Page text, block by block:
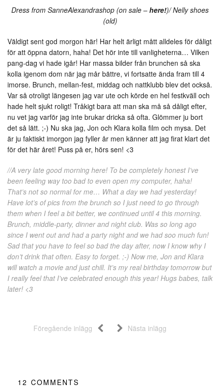
Dress from SanneAlexandrashop (on sale – here!)/ Nelly shoes
(old)
Väldigt sent god morgon här! Har helt ärligt mått alldeles för dåligt
för att öppna datorn, haha! Det hör inte till vanligheterna… Vilken
pang-dag vi hade igår! Har massa bilder från brunchen så ska
kolla igenom dom när jag mår bättre, vi fortsatte ända fram till 4
imorse. Brunch, mellan-fest, middag och nattklubb blev det också.
Var så otroligt längesen jag var ute och körde en hel festkväll och
hade helt sjukt roligt! Tråkigt bara att man ska må så dåligt efter,
nu vet jag varför jag inte brukar dricka så ofta. Glömmer ju bort
det så lätt. ;-) Nu ska jag, Jon och Klara kolla film och mysa. Det
är ju faktiskt imorgon jag fyller år men känner att jag firat klart det
för det här året! Puss på er, hörs sen! <3
//A very late good morning here! To be completely honest I’ve
been feeling way too bad to even open my computer, haha!
That’s not so normal for me… What a day we had yesterday!
Have lot’s of pics from the brunch so I just need to go through
them when I feel a bit better, we continued until 4 this morning.
Brunch, middle-party, dinner and night club. Was so long ago
since I went out and had a party night and we had soo much fun!
Sad that you have to feel so bad the day after, now I know why I
don’t drink that often. Easy to forget. ;-) Now me, Jon and Klara
will watch a movie and just chill. It’s my real birthday tomorrow but
I really feel that I’ve celebrated enough this year! Hugs babes, talk
later! <3
Föregående inlägg Nästa inlägg
12 COMMENTS